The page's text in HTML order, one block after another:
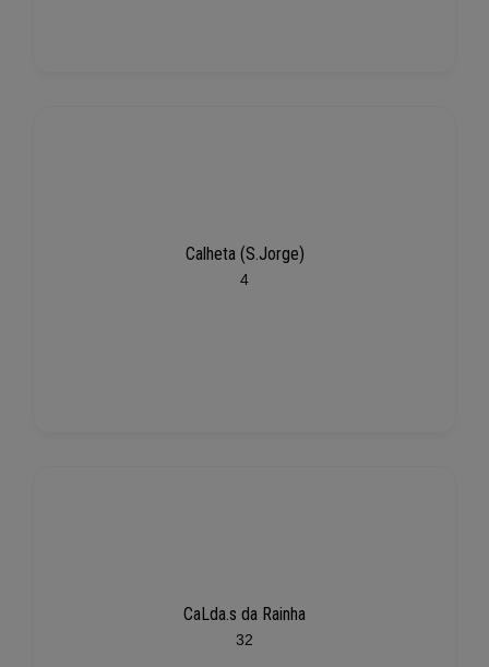
Calheta (S.Jorge)
4
CaLda.s da Rainha
32